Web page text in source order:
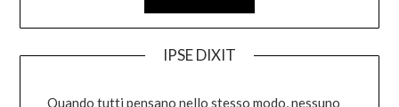
IPSE DIXIT
Quando tutti pensano nello stesso modo, nessuno